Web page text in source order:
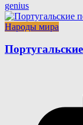
genius
Народы мира